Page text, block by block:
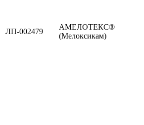
ЛП-002479
АМЕЛОТЕКС®
(Мелоксикам)